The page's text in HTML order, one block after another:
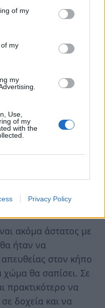
of my
my
my
Use,
of my
with the
Privacy Policy
ντάλιες, οι
και τα λίλιουμ.
Μαζί με το φύτεμα
τοποθετήσουμε και
ούτως ώστε να μην
το κάνουμε
απευθείας
πετούνια, γκαζάνια,
και το νέο
καιρός δεν είναι
να καθυστερήσουμε
ακόμα άστατος με
ήταν να
στον κήπο
θα σαπίσει. Σε
πρακτικότερο να
δοχεία και να